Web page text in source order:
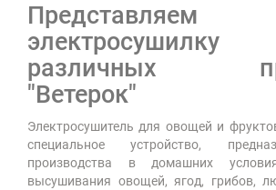
Представляем
различных
"Ветерок"
Электросушитель для овощей и
специальное устройство,
производства в домашних
высушивания овощей, ягод, грибов,